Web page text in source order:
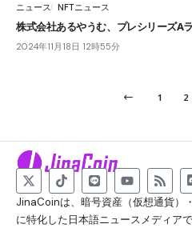
ニュース NFTニュース
株式会社あるやうむ、プレシリーズA
2024年11月18日 12時55分
1 2
JinaCoinは、暗号資産（仮想通貨）
に特化した日本語ニュースメディア